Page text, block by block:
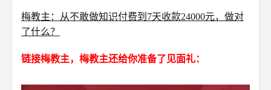
梅教主：从不敢做知识付费到7天收款24000元，做对
了什么？
链接梅教主，梅教主还给你准备了见面礼：